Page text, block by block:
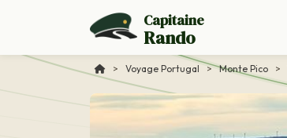
Capitaine
Rando
> Voyage Portugal > Monte Pico >